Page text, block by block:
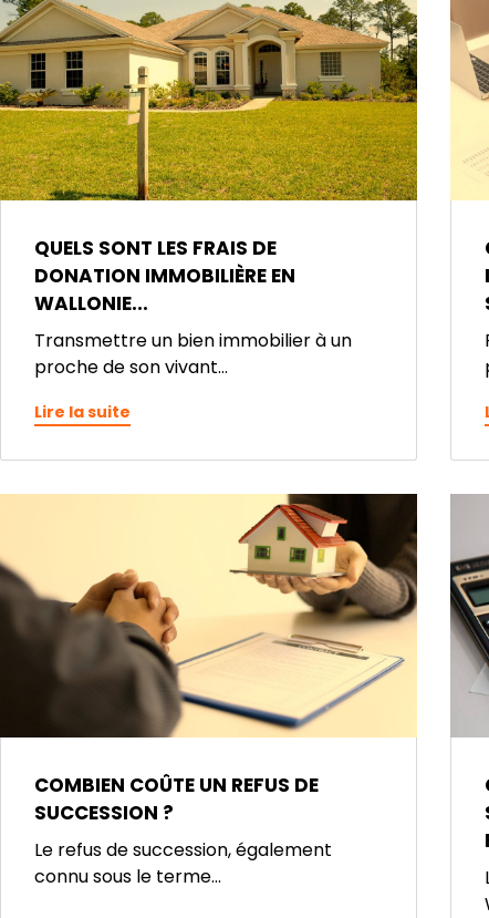
QUELS SONT LES FRAIS DE
DONATION IMMOBILIÈRE EN
WALLONIE...
Transmettre un bien immobilier à un
proche de son vivant...
Lire la suite
COMBIEN COÛTE UN REFUS DE
SUCCESSION ?
Le refus de succession, également
connu sous le terme...